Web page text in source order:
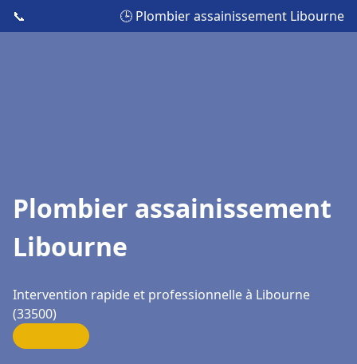
📞 🕒 Plombier assainissement Libourne
Plombier assainissement
Libourne
Intervention rapide et professionnelle à Libourne
(33500)